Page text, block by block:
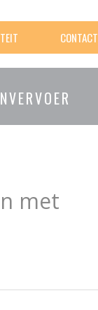
CONTACT
met